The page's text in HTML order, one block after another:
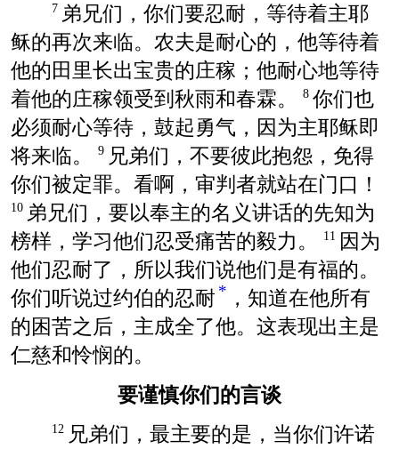
7 弟兄们，你们要忍耐，等待着主耶
稣的再次来临。农夫是耐心的，他等待着
他的田里长出宝贵的庄稼；他耐心地等待
着他的庄稼领受到秋雨和春霖。
8 你们也
必须耐心等待，鼓起勇气，因为主耶稣即
将来临。
9 兄弟们，不要彼此抱怨，免得
你们被定罪。看啊，审判者就站在门口！
10 弟兄们，要以奉主的名义讲话的先知为
榜样，学习他们忍受痛苦的毅力。
11 因为
他们忍耐了，所以我们说他们是有福的。
你们听说过约伯的忍耐 * ，知道在他所有
的困苦之后，主成全了他。这表现出主是
仁慈和怜悯的。
要谨慎你们的言谈
12 兄弟们，最主要的是，当你们许诺